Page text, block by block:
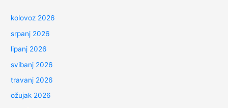
kolovoz 2026
srpanj 2026
lipanj 2026
svibanj 2026
travanj 2026
ožujak 2026